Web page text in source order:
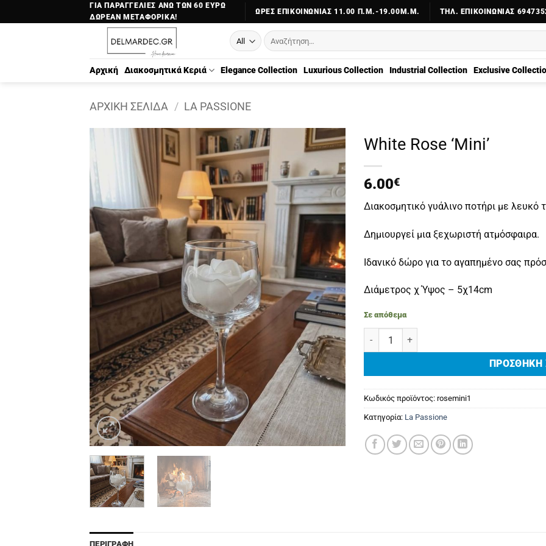
στο
ΓΙΑ ΠΑΡΑΓΓΕΛΙΕΣ ΑΝΩ ΤΩΝ 60 ΕΥΡΩ
ΔΩΡΕΑΝ ΜΕΤΑΦΟΡΙΚΑ!
ΏΡΕΣ ΕΠΙΚΟΙΝΩΝΊΑΣ 11.00 Π.Μ.-19.00Μ.Μ. ΤΗΛ. ΕΠΙΚΟΙΝΩΝΊΑΣ
Αναζήτηση
για:
Αρχική Διακοσμητικά Κεριά Elegance Collection Luxurious Collection Industrial Collection Exclusive
ΑΡΧΙΚΉ ΣΕΛΊΔΑ / LA PASSIONE
White Rose ‘Mini’
6.00€
Διακοσμητικό γυάλινο ποτήρι με λευκό
Δημιουργεί μια ξεχωριστή ατμόσφαιρα.
Ιδανικό δώρο για το αγαπημένο σας
Διάμετρος χ Ύψος – 5χ14cm
Σε απόθεμα
White Rose ‘Mini’ ποσότητα
ΠΡΟΣΘΉΚΗ
Κωδικός προϊόντος: rosemini1
Κατηγορία: La Passione
ΠΕΡΙΓΡΑΦΉ